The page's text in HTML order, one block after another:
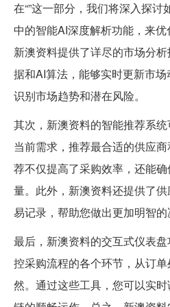
在“”这一部分，我们将深入探
中的智能AI深度解析功能，来优
新澳资料提供了详尽的市场分
据和AI算法，能够实时更新市
识别市场趋势和潜在风险。
其次，新澳资料的智能推荐系
当前需求，推荐最合适的供应
荐不仅提高了采购效率，还能
量。此外，新澳资料还提供了
易记录，帮助您做出更加明智的
最后，新澳资料的交互式仪表
控采购流程的各个环节，从订
然。通过这些工具，您可以实